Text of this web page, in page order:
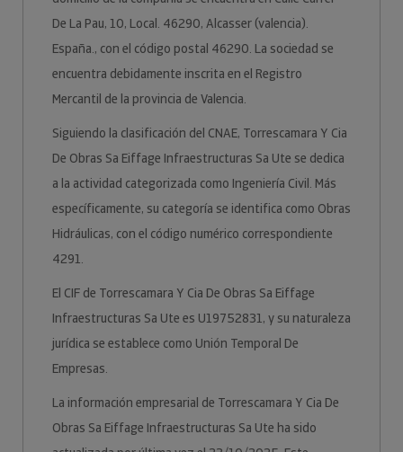
De La Pau, 10, Local. 46290, Alcasser (valencia).
España., con el código postal 46290. La sociedad se
encuentra debidamente inscrita en el Registro
Mercantil de la provincia de Valencia.
Siguiendo la clasificación del CNAE, Torrescamara Y Cia
De Obras Sa Eiffage Infraestructuras Sa Ute se dedica
a la actividad categorizada como Ingeniería Civil. Más
específicamente, su categoría se identifica como Obras
Hidráulicas, con el código numérico correspondiente
4291.
El CIF de Torrescamara Y Cia De Obras Sa Eiffage
Infraestructuras Sa Ute es U19752831, y su naturaleza
jurídica se establece como Unión Temporal De
Empresas.
La información empresarial de Torrescamara Y Cia De
Obras Sa Eiffage Infraestructuras Sa Ute ha sido